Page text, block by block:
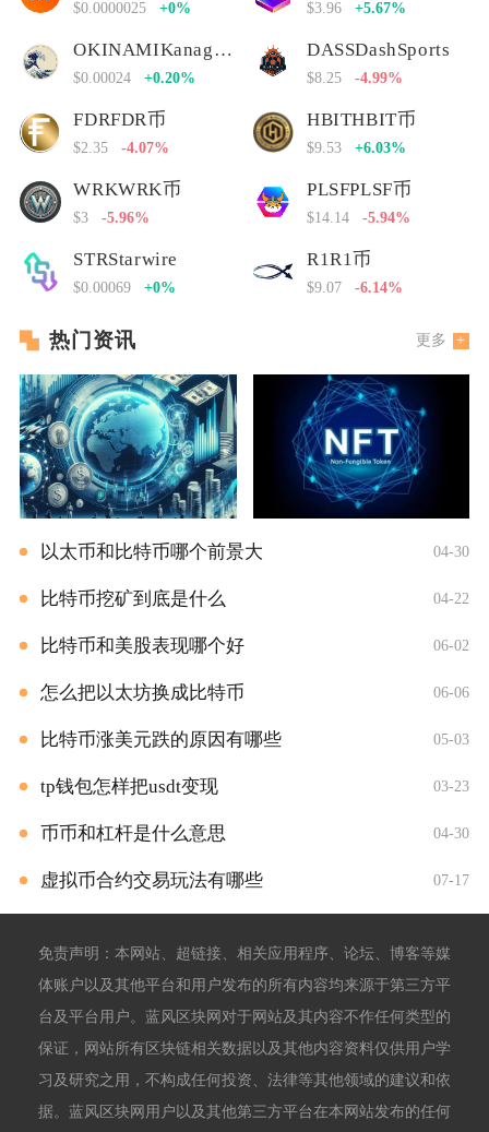
$0.0000025 +0% $3.96 +5.67%
OKINAMIKanagawa Nami
$0.00024 +0.20%
DASSDashSports
$8.25 -4.99%
FDRFDR币
$2.35 -4.07%
HBITHBIT币
$9.53 +6.03%
WRKWRK币
$3 -5.96%
PLSFPLSF币
$14.14 -5.94%
STRStarwire
$0.00069 +0%
R1R1币
$9.07 -6.14%
热门资讯 更多
以太币和比特币哪个前景大 04-30
比特币挖矿到底是什么 04-22
比特币和美股表现哪个好 06-02
怎么把以太坊换成比特币 06-06
比特币涨美元跌的原因有哪些 05-03
tp钱包怎样把usdt变现 03-23
币币和杠杆是什么意思 04-30
虚拟币合约交易玩法有哪些 07-17
免责声明：本网站、超链接、相关应用程序、论坛、博客等媒
体账户以及其他平台和用户发布的所有内容均来源于第三方平
台及平台用户。蓝风区块网对于网站及其内容不作任何类型的
保证，网站所有区块链相关数据以及其他内容资料仅供用户学
习及研究之用，不构成任何投资、法律等其他领域的建议和依
据。蓝风区块网用户以及其他第三方平台在本网站发布的任何